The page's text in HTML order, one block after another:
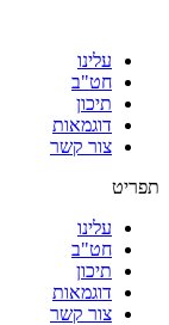
עלינו
חט"ב
תיכון
דוגמאות
צור קשר
תפריט
עלינו
חט"ב
תיכון
דוגמאות
צור קשר